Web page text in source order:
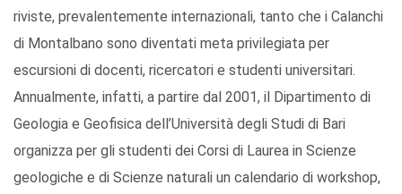
riviste, prevalentemente internazionali, tanto che i Calanchi
di Montalbano sono diventati meta privilegiata per
escursioni di docenti, ricercatori e studenti universitari.
Annualmente, infatti, a partire dal 2001, il Dipartimento di
Geologia e Geofisica dell’Università degli Studi di Bari
organizza per gli studenti dei Corsi di Laurea in Scienze
geologiche e di Scienze naturali un calendario di workshop,